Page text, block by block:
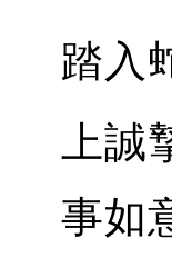
踏入
上
事如